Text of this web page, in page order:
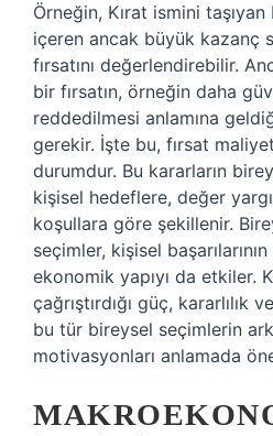
Örneğin, Kırat ismini
içeren ancak büyük kazanç
fırsatını değerlendirebilir.
bir fırsatın, örneğin daha
reddedilmesi anlamına
gerekir. İşte bu, fırsat
durumdur. Bu kararların
kişisel hedeflere, değer
koşullara göre şekillenir.
seçimler, kişisel
ekonomik yapıyı da etkiler.
çağrıştırdığı güç, kararlılık
bu tür bireysel seçimlerin
motivasyonları anlamada